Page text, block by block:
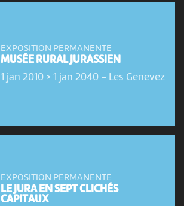
EXPOSITION PERMANENTE
MUSÉE RURAL JURASSIEN
1 jan 2010 > 1 jan 2040- Les Genevez
EXPOSITION PERMANENTE
LE JURA EN SEPT CLICHÉS
CAPITAUX